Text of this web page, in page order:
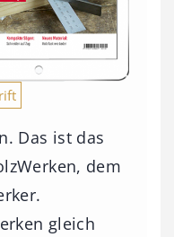
Das ist das
dem
gleich